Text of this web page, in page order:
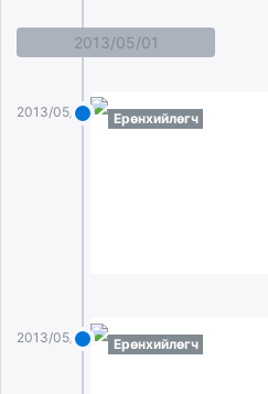
2013/05/01
2013/05/01 Ерөнхийлөгч
2013/05/01 Ерөнхийлөгч